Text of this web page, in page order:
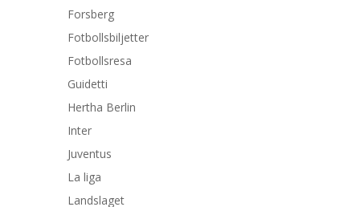
Forsberg
Fotbollsbiljetter
Fotbollsresa
Guidetti
Hertha Berlin
Inter
Juventus
La liga
Landslaget